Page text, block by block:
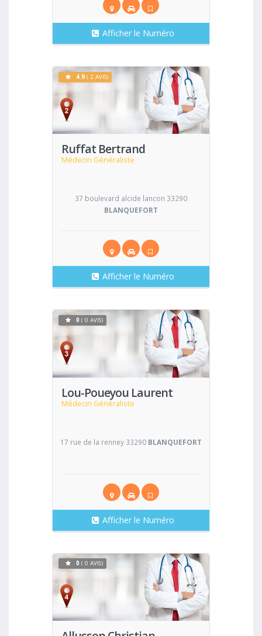
Afficher le Numéro
Ruffat Bertrand
Médecin Généraliste
Voir
4.9 ( 2 AVIS)
37 boulevard alcide lancon 33290
BLANQUEFORT
Afficher le Numéro
Lou-Poueyou Laurent
Médecin Généraliste
Voir
0 ( 0 AVIS)
17 rue de la renney 33290 BLANQUEFORT
Afficher le Numéro
Voir
0 ( 0 AVIS)